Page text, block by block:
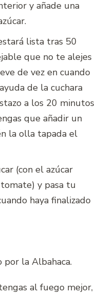
y añade una
lista tras 50
que no te alejes
de vez en cuando
de la cuchara
a los 20 minutos
que añadir un
la olla tapada el
(con el azúcar
y pasa tu
haya finalizado
la Albahaca.
al fuego mejor,